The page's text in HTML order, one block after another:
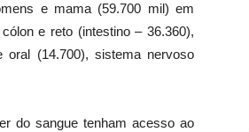
e mama (59.700 mil) em
e reto (intestino – 36.360),
oral (14.700), sistema nervoso
do sangue tenham acesso ao